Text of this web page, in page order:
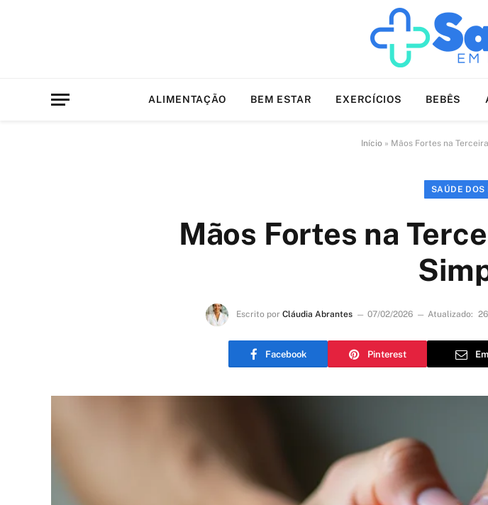
ALIMENTAÇÃO BEM ESTAR EXERCÍCIOS BEBÊS
Início » Mãos Fortes na
SAÚDE DOS
Mãos Fortes na
Escrito por Cláudia Abrantes 07/02/2026 Atualizado:
Facebook Pinterest